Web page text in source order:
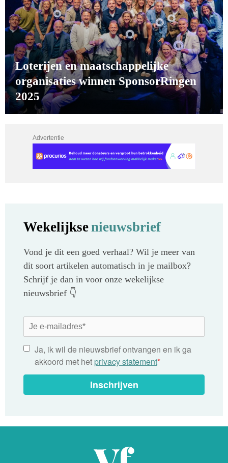
Loterijen en maatschappelijke
organisaties winnen SponsorRingen
2025
Advertentie
Wekelijksenieuwsbrief
Vond je dit een goed verhaal? Wil je meer van
dit soort artikelen automatisch in je mailbox?
Schrijf je dan in voor onze wekelijkse
nieuwsbrief 👇
Ja, ik wil de nieuwsbrief ontvangen en ik ga
akkoord met het privacy statement*
Inschrijven